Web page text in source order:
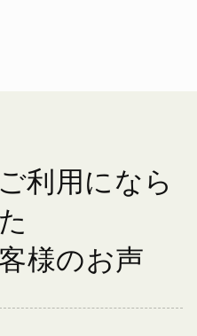
利用になら
様のお声